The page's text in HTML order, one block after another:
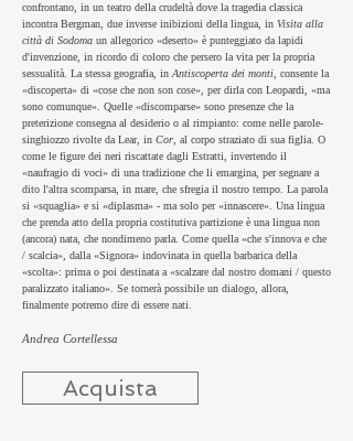
confrontano, in un teatro della crudeltà dove la tragedia classica
incontra Bergman, due inverse inibizioni della lingua, in Visita alla
città di Sodoma un allegorico «deserto» è punteggiato da lapidi
d'invenzione, in ricordo di coloro che persero la vita per la propria
sessualità. La stessa geografia, in Antiscoperta dei monti , consente la
«discoperta» di «cose che non son cose», per dirla con Leopardi, «ma
sono comunque». Quelle «discomparse» sono presenze che la
preterizione consegna al desiderio o al rimpianto: come nelle parole-
singhiozzo rivolte da Lear, in Cor , al corpo straziato di sua figlia. O
come le figure dei neri riscattate dagli Estratti, invertendo il
«naufragio di voci» di una tradizione che li emargina, per segnare a
dito l'altra scomparsa, in mare, che sfregia il nostro tempo. La parola
si «squaglia» e si «diplasma» - ma solo per «innascere». Una lingua
che prenda atto della propria costitutiva partizione è una lingua non
(ancora) nata, che nondimeno parla. Come quella «che s'innova e che
/ scalcia», dalla «Signora» indovinata in quella barbarica della
«scolta»: prima o poi destinata a «scalzare dal nostro domani / questo
paralizzato italiano». Se tornerà possibile un dialogo, allora,
finalmente potremo dire di essere nati.
Andrea Cortellessa
Acquista